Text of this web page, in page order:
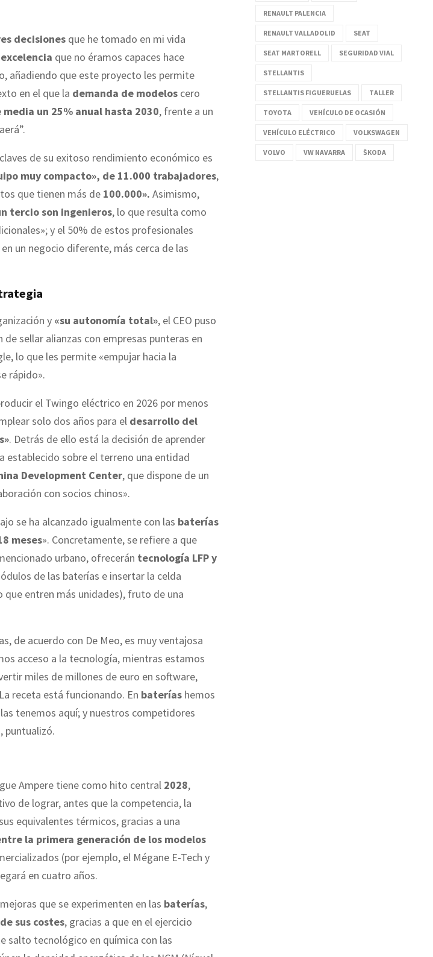
decisiones que he tomado en mi vida
que no éramos capaces hace
añadiendo que este proyecto les permite
en el que la demanda de modelos cero
media un 25% anual hasta 2030, frente a un
de su exitoso rendimiento económico es
muy compacto», de 11.000 trabajadores,
que tienen más de 100.000». Asimismo,
tercio son ingenieros, lo que resulta como
y el 50% de estos profesionales
un negocio diferente, más cerca de las
y «su autonomía total», el CEO puso
sellar alianzas con empresas punteras en
lo que les permite «empujar hacia la
rápido».
el Twingo eléctrico en 2026 por menos
solo dos años para el desarrollo del
. Detrás de ello está la decisión de aprender
establecido sobre el terreno una entidad
Development Center, que dispone de un
con socios chinos».
se ha alcanzado igualmente con las baterías
meses». Concretamente, se refiere a que
urbano, ofrecerán tecnología LFP y
de las baterías e insertar la celda
entren más unidades), fruto de una
de acuerdo con De Meo, es muy ventajosa
acceso a la tecnología, mientras estamos
miles de millones de euro en software,
receta está funcionando. En baterías hemos
tenemos aquí; y nuestros competidores
puntualizó.
Ampere tiene como hito central 2028,
de lograr, antes que la competencia, la
equivalentes térmicos, gracias a una
la primera generación de los modelos
(por ejemplo, el Mégane E-Tech y
en cuatro años.
que se experimenten en las baterías,
sus costes, gracias a que en el ejercicio
salto tecnológico en química con las
RENAULT PALENCIA
RENAULT VALLADOLID SEAT
SEAT MARTORELL SEGURIDAD VIAL
STELLANTIS
STELLANTIS FIGUERUELAS TALLER
TOYOTA VEHÍCULO DE OCASIÓN
VEHÍCULO ELÉCTRICO VOLKSWAGEN
VOLVO VW NAVARRA ŠKODA